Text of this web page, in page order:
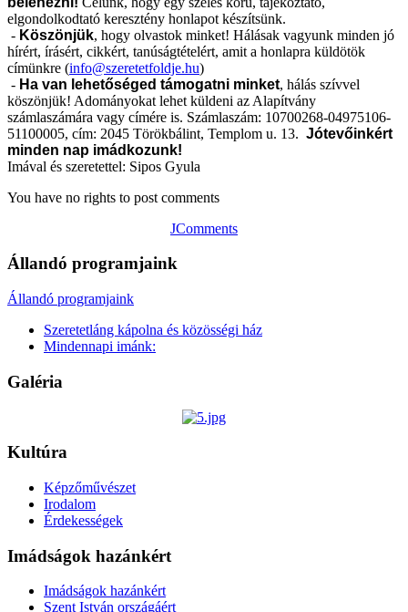
elgondolkodtató keresztény honlapot készítsünk.
- Köszönjük, hogy olvastok minket! Hálásak vagyunk minden jó
hírért, írásért, cikkért, tanúságtételért, amit a honlapra küldötök
címünkre (info@szeretetfoldje.hu)
- Ha van lehetőséged támogatni minket, hálás szívvel
köszönjük! Adományokat lehet küldeni az Alapítvány
számlaszámára vagy címére is. Számlaszám: 10700268-04975106-
51100005, cím: 2045 Törökbálint, Templom u. 13. Jótevőinkért
minden nap imádkozunk!
Imával és szeretettel: Sipos Gyula
You have no rights to post comments
JComments
Állandó programjaink
Állandó programjaink
Szeretetláng kápolna és közösségi ház
Mindennapi imánk:
Galéria
Kultúra
Képzőművészet
Irodalom
Érdekességek
Imádságok hazánkért
Imádságok hazánkért
Szent István országáért